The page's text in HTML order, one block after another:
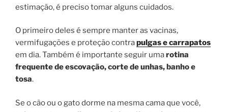
estimação, é preciso tomar alguns cuidados.
O primeiro deles é sempre manter as vacinas,
vermifugações e proteção contrapulgas e carrapatos
em dia. Também é importante seguir umarotina
frequente de escovação, corte de unhas, banho e
tosa.
Se o cão ou o gato dorme na mesma cama que você,